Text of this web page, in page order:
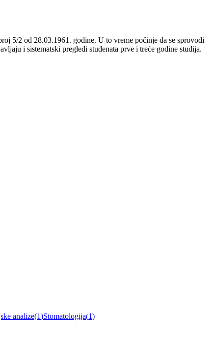
5/2 od 28.03.1961. godine. U to vreme počinje da se sprovodi
i sistematski pregledi studenata prve i treće godine studija.
analize(1)Stomatologija(1)